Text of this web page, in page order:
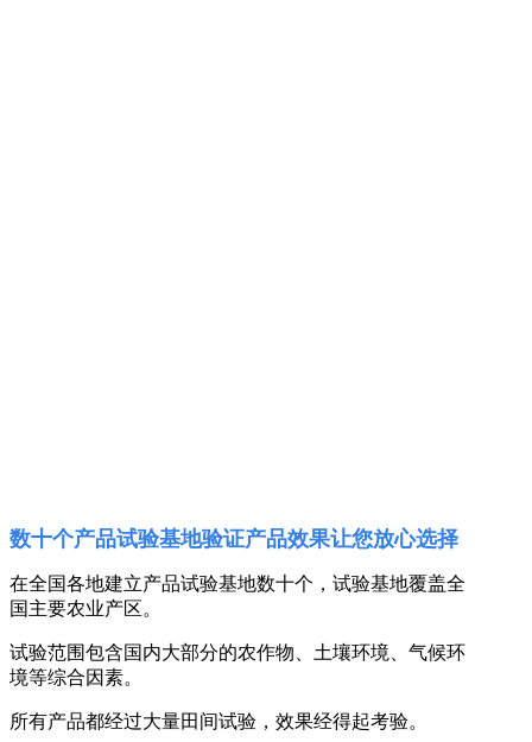
数十个产品试验基地验证产品效果让您放心选择
在全国各地建立产品试验基地数十个，试验基地覆盖全
国主要农业产区。
试验范围包含国内大部分的农作物、土壤环境、气候环
境等综合因素。
所有产品都经过大量田间试验，效果经得起考验。